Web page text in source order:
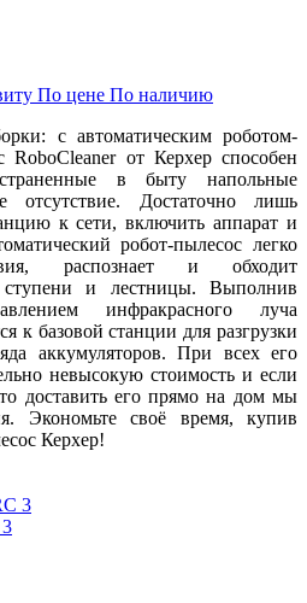
По цене По наличию
с автоматическим роботом-
RoboCleaner от Керхер способен
в быту напольные
Достаточно лишь
к сети, включить аппарат и
робот-пылесос легко
распознает и обходит
и лестницы. Выполнив
инфракрасного луча
к базовой станции для разгрузки
аккумуляторов. При всех его
невысокую стоимость и если
доставить его прямо на дом мы
Экономьте своё время, купив
Керхер!